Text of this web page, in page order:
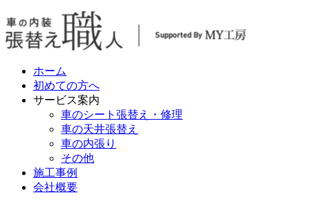
ホーム
初めての方へ
サービス案内
車のシート張替え・修理
車の天井張替え
車の内張り
その他
施工事例
会社概要